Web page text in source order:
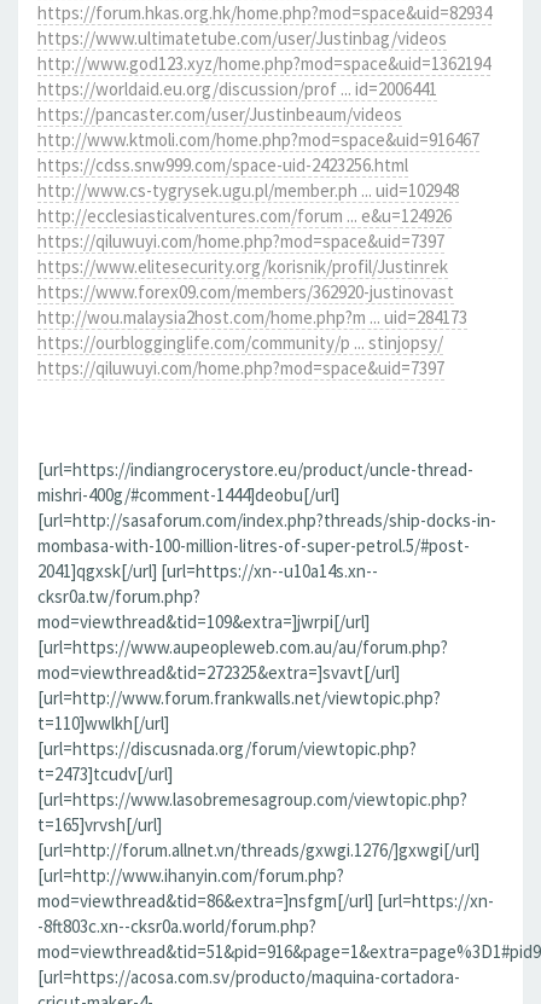
https://forum.hkas.org.hk/home.php?mod=space&uid=82934
https://www.ultimatetube.com/user/Justinbag/videos
http://www.god123.xyz/home.php?mod=space&uid=1362194
https://worldaid.eu.org/discussion/prof ... id=2006441
https://pancaster.com/user/Justinbeaum/videos
http://www.ktmoli.com/home.php?mod=space&uid=916467
https://cdss.snw999.com/space-uid-2423256.html
http://www.cs-tygrysek.ugu.pl/member.ph ... uid=102948
http://ecclesiasticalventures.com/forum ... e&u=124926
https://qiluwuyi.com/home.php?mod=space&uid=7397
https://www.elitesecurity.org/korisnik/profil/Justinrek
https://www.forex09.com/members/362920-justinovast
http://wou.malaysia2host.com/home.php?m ... uid=284173
https://ourblogginglife.com/community/p ... stinjopsy/
https://qiluwuyi.com/home.php?mod=space&uid=7397
[url=https://indiangrocerystore.eu/product/uncle-thread-
mishri-400g/#comment-1444]deobu[/url]
[url=http://sasaforum.com/index.php?threads/ship-docks-in-
mombasa-with-100-million-litres-of-super-petrol.5/#post-
2041]qgxsk[/url] [url=https://xn--u10a14s.xn--
cksr0a.tw/forum.php?
mod=viewthread&tid=109&extra=]jwrpi[/url]
[url=https://www.aupeopleweb.com.au/au/forum.php?
mod=viewthread&tid=272325&extra=]svavt[/url]
[url=http://www.forum.frankwalls.net/viewtopic.php?
t=110]wwlkh[/url]
[url=https://discusnada.org/forum/viewtopic.php?
t=2473]tcudv[/url]
[url=https://www.lasobremesagroup.com/viewtopic.php?
t=165]vrvsh[/url]
[url=http://forum.allnet.vn/threads/gxwgi.1276/]gxwgi[/url]
[url=http://www.ihanyin.com/forum.php?
mod=viewthread&tid=86&extra=]nsfgm[/url] [url=https://xn-
-8ft803c.xn--cksr0a.world/forum.php?
[url=https://acosa.com.sv/producto/maquina-cortadora-